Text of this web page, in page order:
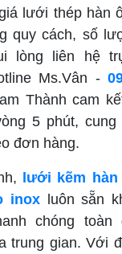
lưới thép hàn
quy cách, số
lòng liên hệ
Ms.Vân -
Thành cam
5 phút,
đơn hàng.
lưới kẽm hàn
inoxluôn sẵn
chóng
trung gian. Với